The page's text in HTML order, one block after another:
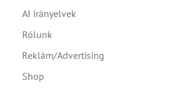
AI irányelvek
Rólunk
Reklám/Advertising
Shop